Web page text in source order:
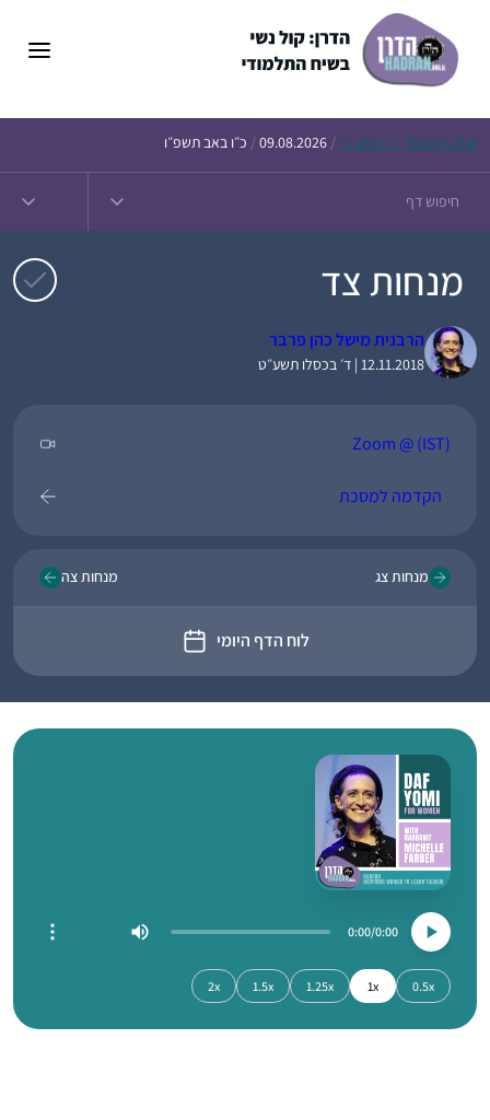
Today’s Daf – זבחים נ״ו /
09.08.2026
/ כ״ו באב תשפ״ו
מנחות צד
הרבנית מישל כהן פרבר
12.11.2018 | ד׳ בכסלו תשע״ט
Zoom @ (IST)
הקדמה למסכת
מנחות צג
לוח הדף היומי
מנחות צה
0:00
0:00
0.5x
1x
1.25x
1.5x
2x